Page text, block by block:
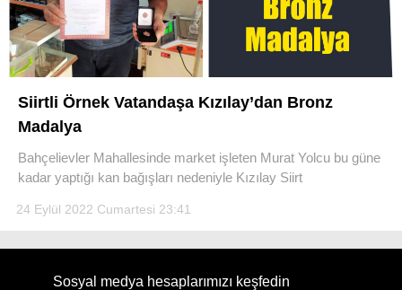
Siirtli Örnek Vatandaşa Kızılay’dan Bronz
Madalya
Bahçelievler Mahallesinde market işleten Murat Yolcu bu güne
kadar yaptığı kan bağışları nedeniyle Kızılay Siirt
24 Eylül 2022 Cumartesi 23:41
Sosyal medya hesaplarımızı keşfedin